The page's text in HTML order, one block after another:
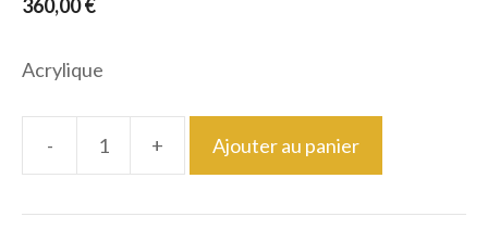
360,00€
Acrylique
-
quantité
+ Ajouter au panier